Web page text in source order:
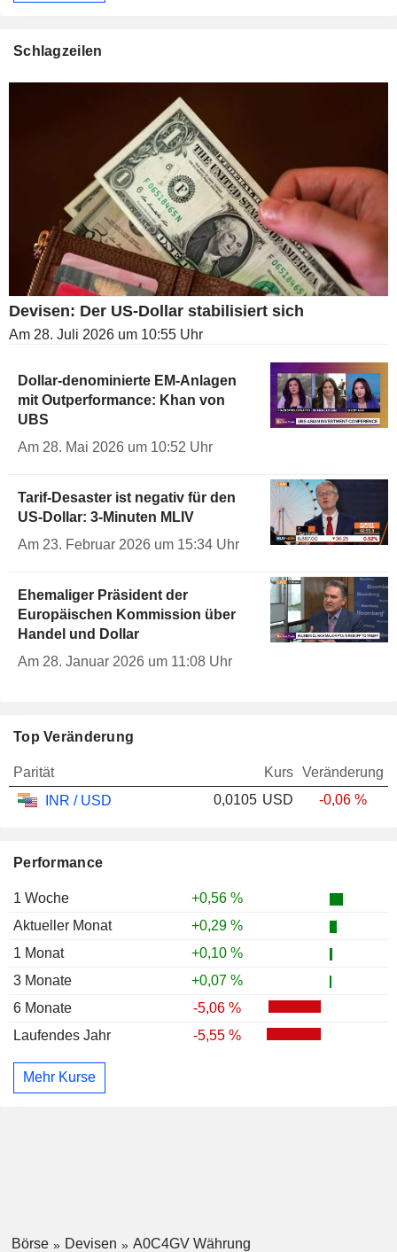
Schlagzeilen
Devisen: Der US-Dollar stabilisiert sich
Am 28. Juli 2026 um 10:55 Uhr
Dollar-denominierte EM-Anlagen
mit Outperformance: Khan von
UBS
Am 28. Mai 2026 um 10:52 Uhr
Tarif-Desaster ist negativ für den
US-Dollar: 3-Minuten MLIV
Am 23. Februar 2026 um 15:34 Uhr
Ehemaliger Präsident der
Europäischen Kommission über
Handel und Dollar
Am 28. Januar 2026 um 11:08 Uhr
Top Veränderung
Parität Kurs Veränderung
INR / USD
0,0105 USD -0,06 %
Performance
1 Woche
+0,56 %
Aktueller Monat
+0,29 %
1 Monat
+0,10 %
3 Monate
+0,07 %
6 Monate
-5,06 %
Laufendes Jahr
-5,55 %
Mehr Kurse
Börse Devisen A0C4GV Währung